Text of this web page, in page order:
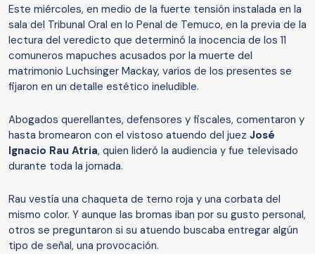
Este miércoles, en medio de la fuerte tensión instalada en la
sala del Tribunal Oral en lo Penal de Temuco, en la previa de la
lectura del veredicto que determinó la inocencia de los 11
comuneros mapuches acusados por la muerte del
matrimonio Luchsinger Mackay, varios de los presentes se
fijaron en un detalle estético ineludible.
Abogados querellantes, defensores y fiscales, comentaron y
hasta bromearon con el vistoso atuendo del juez José
Ignacio Rau Atria, quien lideró la audiencia y fue televisado
durante toda la jornada.
Rau vestía una chaqueta de terno roja y una corbata del
mismo color. Y aunque las bromas iban por su gusto personal,
otros se preguntaron si su atuendo buscaba entregar algún
tipo de señal, una provocación.